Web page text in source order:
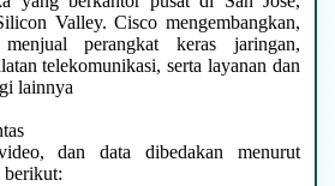
Valley. Cisco mengembangkan,
perangkat keras jaringan,
telekomunikasi, serta layanan dan
lainnya
dan data dibedakan menurut
berikut: